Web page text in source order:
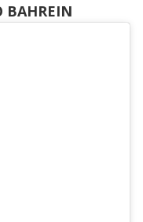
BAHREIN